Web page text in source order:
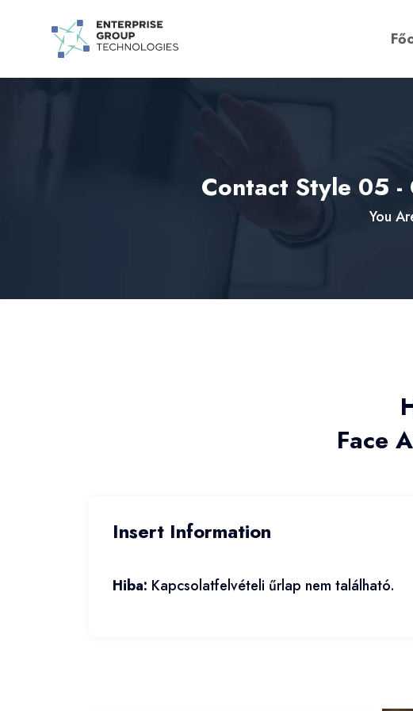
Contact Style 05 -
You
Face
Insert Information
Hiba: Kapcsolatfelvételi űrlap nem található.